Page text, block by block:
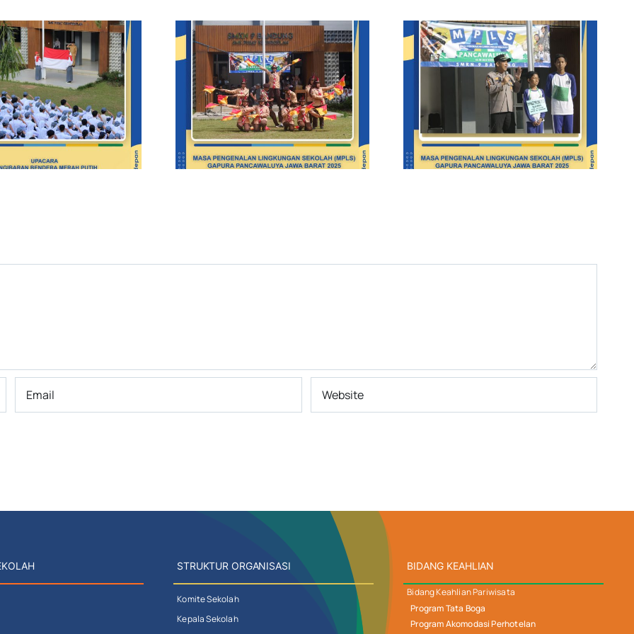
Demonstrasi
Ekstrakurikuler di
MPLS Pancawaluya
Jawa Barat Smkn 9
Bandung
Masa Pengenalan
Lingkungan Sekolah
(MPLS) Pancawaluya
Jawa Barat di SMKN 9
Bandung Hari Ketiga
Purna Tugas Kepala
SMKN 9 Bandung
STRUKTUR ORGANISASI
Komite Sekolah
Kepala Sekolah
BIDANG KEAHLIAN
Bidang Keahlian Pariwisata
Program Tata Boga
Program Akomodasi Perhotelan